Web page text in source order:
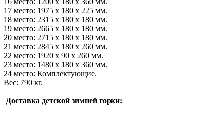
17 место: 1975 х 180 х 225 мм.
18 место: 2315 х 180 х 180 мм.
19 место: 2665 х 180 х 180 мм.
20 место: 2715 х 180 х 180 мм.
21 место: 2845 х 180 х 260 мм.
22 место: 1920 х 90 х 260 мм.
23 место: 1480 х 180 х 360 мм.
24 место: Комплектующие.
Вес: 790 кг.
Доставка детской зимней горки: